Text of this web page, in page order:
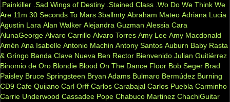
.Painkiller .Sad Wings of Destiny .Stained Class .Wo Do We Think We
Are 11m 30 Seconds To Mars 3ballmty Abraham Mateo Adriana Lucia
Agustin Lara Alan Walker Alejandra Guzman Alessia Cara
AlunaGeorge Alvaro Carrillo Alvaro Torres Amy Lee Amy Macdonald
Amén Ana Isabelle Antonio Machin Antony Santos Auburn Baby Rasta
& Gringo Banda Clave Nueva Ben Rector Bienvenido Julian Guitiérrez
Binomio de Oro Blondie Blood On The Dance Floor Bob Seger Brad
Paisley Bruce Springsteen Bryan Adams Bulmaro Bermúdez Burning
CD9 Cafe Quijano Carl Orff Carlos Carabajal Carlos Puebla Carminho
Carrie Underwood Cassadee Pope Chabuco Martinez ChachiGuitar